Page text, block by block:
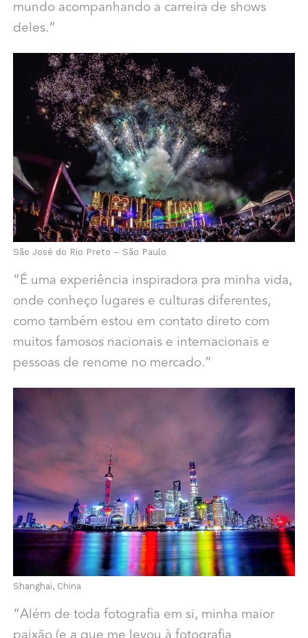
mundo acompanhando a carreira de shows
deles.”
São José do Rio Preto – São Paulo
“É uma experiência inspiradora pra minha vida,
onde conheço lugares e culturas diferentes,
como também estou em contato direto com
muitos famosos nacionais e internacionais e
pessoas de renome no mercado.”
Shanghai, China
“Além de toda fotografia em si, minha maior